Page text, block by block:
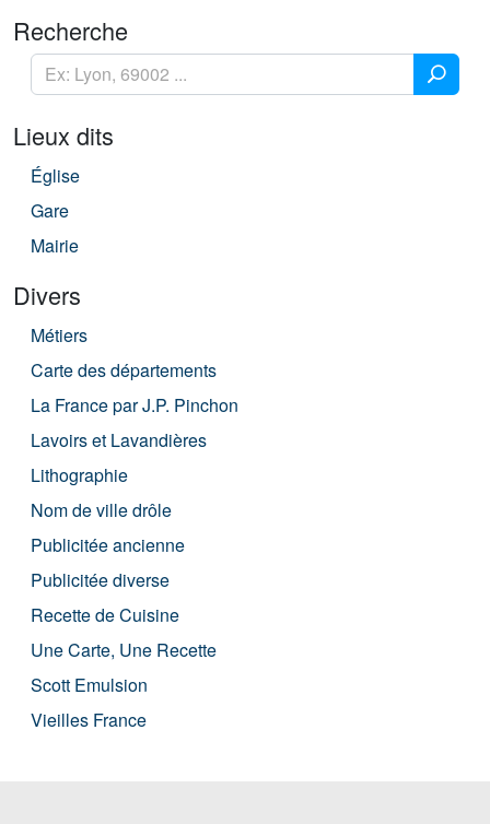
Recherche
Lieux dits
Église
Gare
Mairie
Divers
Métiers
Carte des départements
La France par J.P. Pinchon
Lavoirs et Lavandières
Lithographie
Nom de ville drôle
Publicitée ancienne
Publicitée diverse
Recette de Cuisine
Une Carte, Une Recette
Scott Emulsion
Vieilles France